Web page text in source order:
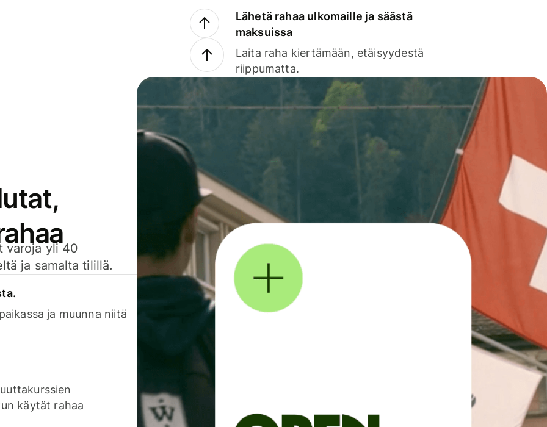
Lähetä rahaa ulkomaille ja säästä
maksuissa
Laita raha kiertämään, etäisyydestä
riippumatta.
varoja yli 40
ja samalta tilillä.
ja muunna niitä
käytät rahaa